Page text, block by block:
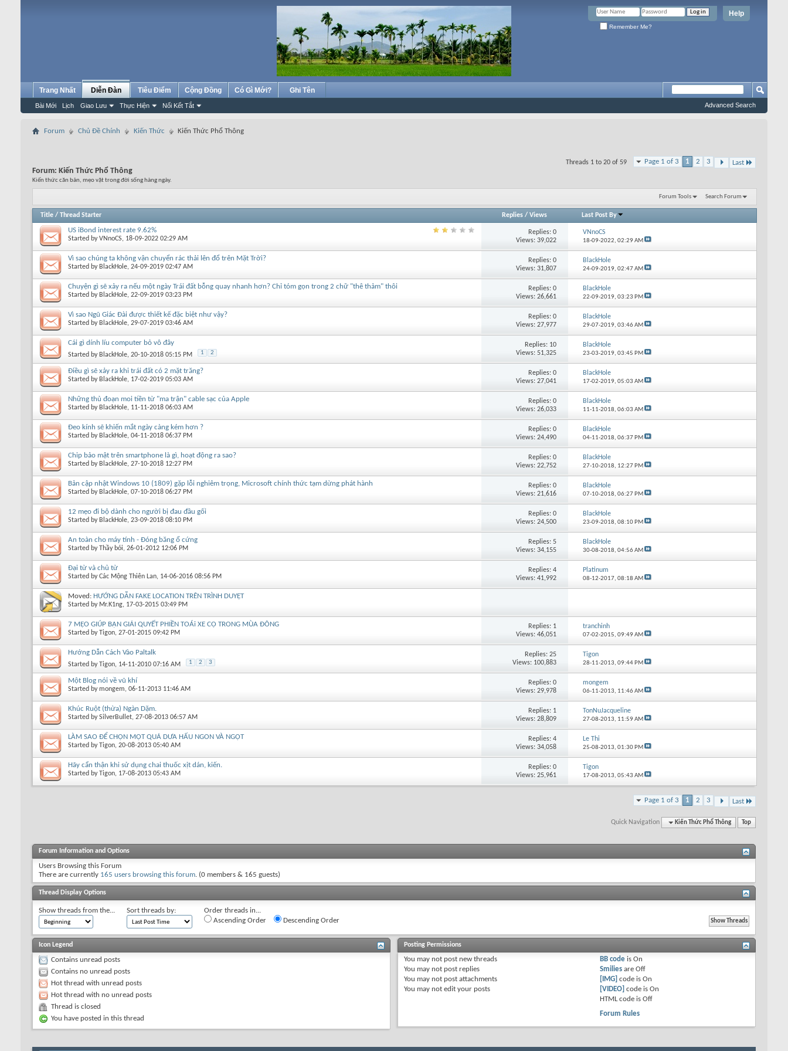
Help
Remember Me?
Trang Nhất Diễn Đàn
Bài Mới Lịch Giao Lưu Thực Hiện Nối Kết Tắt
Tiêu Điểm Cộng Đồng Có Gì Mới? Ghi Tên
Advanced Search
Forum Chủ Đề Chính Kiến Thức Kiến Thức Phổ Thông
Page 1 of 3 1 2 3 Last
Threads 1 to 20 of 59
Forum: Kiến Thức Phổ Thông
Kiến thức căn bản, mẹo vặt trong đời sống hàng ngày.
Forum Tools Search Forum
Title / Thread Starter Replies/ Views Last Post By
US iBond interest rate 9.62%
Started byVNnoCS, 18-09-2022 02:29 AM
Replies: 0
Views: 39,022
VNnoCS
18-09-2022, 02:29 AM
Vì sao chúng ta không vận chuyển rác thải lên đổ trên Mặt Trời?
Started by BlackHole, 24-09-2019 02:47 AM
Replies: 0
Views: 31,807
BlackHole
24-09-2019, 02:47 AM
Chuyện gì sẽ xảy ra nếu một ngày Trái đất bỗng quay nhanh hơn? Chỉ tóm gọn trong 2 chữ "thê thảm" thôi
Started by BlackHole, 22-09-2019 03:23 PM
Replies: 0
Views: 26,661
BlackHole
22-09-2019, 03:23 PM
Vì sao Ngũ Giác Đài được thiết kế đặc biệt như vậy?
Started by BlackHole, 29-07-2019 03:46 AM
Replies: 0
Views: 27,977
BlackHole
29-07-2019, 03:46 AM
Cái gì dính líu computer bỏ vô đây
Started by BlackHole, 20-10-2018 05:15 PM 1 2
Replies: 10
Views: 51,325
BlackHole
23-03-2019, 03:45 PM
Điều gì sẽ xảy ra khi trái đất có 2 mặt trăng?
Started by BlackHole, 17-02-2019 05:03 AM
Replies: 0
Views: 27,041
BlackHole
17-02-2019, 05:03 AM
Những thủ đoạn moi tiền từ "ma trận" cable sạc của Apple
Started by BlackHole, 11-11-2018 06:03 AM
Replies: 0
Views: 26,033
BlackHole
11-11-2018, 06:03 AM
Đeo kính sẽ khiến mắt ngày càng kém hơn ?
Started by BlackHole, 04-11-2018 06:37 PM
Replies: 0
Views: 24,490
BlackHole
04-11-2018, 06:37 PM
Chip bảo mật trên smartphone là gì, hoạt động ra sao?
Started by BlackHole, 27-10-2018 12:27 PM
Replies: 0
Views: 22,752
BlackHole
27-10-2018, 12:27 PM
Bản cập nhật Windows 10 (1809) gặp lỗi nghiêm trọng, Microsoft chính thức tạm dừng phát hành
Started by BlackHole, 07-10-2018 06:27 PM
Replies: 0
Views: 21,616
BlackHole
07-10-2018, 06:27 PM
12 mẹo đi bộ dành cho người bị đau đầu gối
Started by BlackHole, 23-09-2018 08:10 PM
Replies: 0
Views: 24,500
BlackHole
23-09-2018, 08:10 PM
An toàn cho máy tính - Đóng băng ổ cứng
Started byThầy bói, 26-01-2012 12:06 PM
Replies: 5
Views: 34,155
BlackHole
30-08-2018, 04:56 AM
Đại từ và chủ từ
Started byCác Mộng Thiên Lan, 14-06-2016 08:56 PM
Replies: 4
Views: 41,992
Platinum
08-12-2017, 08:18 AM
Moved: HƯỚNG DẪN FAKE LOCATION TRÊN TRÌNH DUYỆT
Started by Mr.K1ng, 17-03-2015 03:49 PM
7 MẸO GIÚP BẠN GIẢI QUYẾT PHIỀN TOÁi XE CỘ TRONG MÙA ÐÔNG
Started byTigon, 27-01-2015 09:42 PM
Replies: 1
Views: 46,051
tranchinh
07-02-2015, 09:49 AM
Hướng Dẫn Cách Vào Paltalk
Started byTigon, 14-11-2010 07:16 AM 1 2 3
Replies: 25
Views: 100,883
Tigon
28-11-2013, 09:44 PM
Một Blog nói về vũ khí
Started bymongem, 06-11-2013 11:46 AM
Replies: 0
Views: 29,978
mongem
06-11-2013, 11:46 AM
Khúc Ruột (thừa) Ngàn Dặm.
Started bySilverBullet, 27-08-2013 06:57 AM
Replies: 1
Views: 28,809
TonNuJacqueline
27-08-2013, 11:59 AM
LÀM SAO ĐỂ CHỌN MỘT QUẢ DƯA HẤU NGON VÀ NGỌT
Started byTigon, 20-08-2013 05:40 AM
Replies: 4
Views: 34,058
Le Thi
25-08-2013, 01:30 PM
Hãy cẩn thận khi sử dụng chai t h uố c xịt dán, kiến.
Started byTigon, 17-08-2013 05:43 AM
Replies: 0
Views: 25,961
Tigon
17-08-2013, 05:43 AM
Page 1 of 3 1 2 3 Last
Quick Navigation Kiến Thức Phổ Thông Top
Forum Information and Options
Users Browsing this Forum
There are currently 165 users browsing this forum. (0 members & 165 guests)
Thread Display Options
Show threads from the... Sort threads by:
Order threads in...
Ascending Order
Descending Order
Icon Legend
Contains unread posts
Contains no unread posts
Hot thread with unread posts
Hot thread with no unread posts
Thread is closed
You have posted in this thread
Posting Permissions
You may not post new threads
You may not post replies
You may not post attachments
You may not edit your posts
BB code isOn
Smilies areOff
[IMG] code isOn
[VIDEO] code isOn
HTML code isOff
Forum Rules